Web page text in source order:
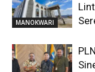
MANOKWARI